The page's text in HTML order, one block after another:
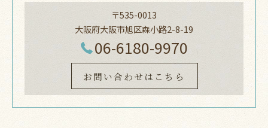
〒535-0013
大阪府大阪市旭区森小路2-8-19
06-6180-9970
お問い合わせはこちら